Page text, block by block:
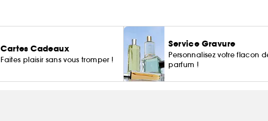
Cartes Cadeaux
Faites plaisir sans vous tromper !
Service Gravure
Personnalisez votre flacon
parfum !